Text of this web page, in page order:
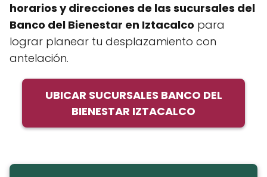
horarios y direcciones de las sucursales del
Banco del Bienestar en Iztacalco para
lograr planear tu desplazamiento con
antelación.
UBICAR SUCURSALES BANCO DEL
BIENESTAR IZTACALCO